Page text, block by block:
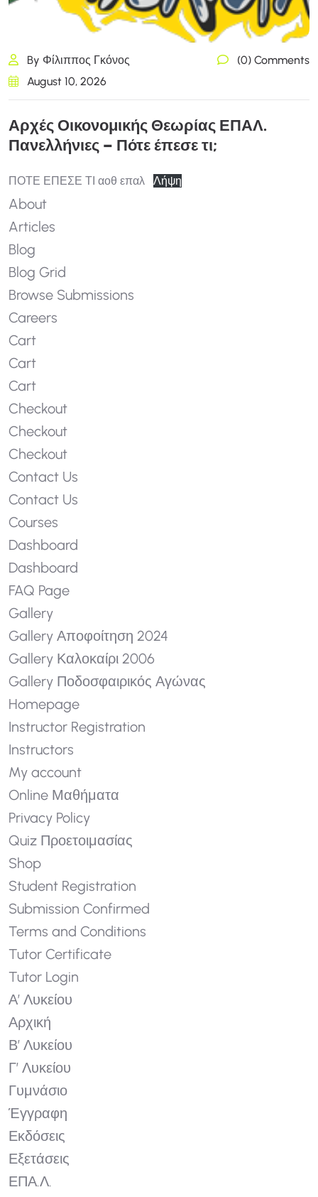
By Φίλιππος Γκόνος
(0) Comments
August 10, 2026
Αρχές Οικονομικής Θεωρίας ΕΠΑΛ.
Πανελλήνιες – Πότεέπεσετι;
ΠΟΤΕ ΕΠΕΣΕ ΤΙ αοθ επαλ Λήψη
About
Articles
Blog
Blog Grid
Browse Submissions
Careers
Cart
Cart
Cart
Checkout
Checkout
Checkout
Contact Us
Contact Us
Courses
Dashboard
Dashboard
FAQ Page
Gallery
Gallery Αποφοίτηση 2024
Gallery Καλοκαίρι 2006
Gallery Ποδοσφαιρικός Αγώνας
Homepage
Instructor Registration
Instructors
My account
Online Μαθήματα
Privacy Policy
Quiz Προετοιμασίας
Shop
Student Registration
Submission Confirmed
Terms and Conditions
Tutor Certificate
Tutor Login
Α’ Λυκείου
Αρχική
Β’ Λυκείου
Γ’ Λυκείου
Γυμνάσιο
Έγγραφη
Εκδόσεις
Εξετάσεις
ΕΠΑ.Λ.